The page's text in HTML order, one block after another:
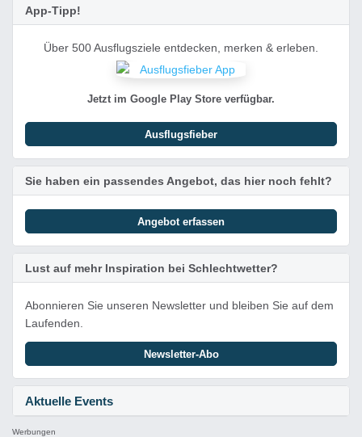
Aktuelle Events
App-Tipp!
Über 500 Ausflugsziele entdecken, merken & erleben.
Jetzt im Google Play Store verfügbar.
Ausflugsfieber
Sie haben ein passendes Angebot, das hier noch fehlt?
Angebot erfassen
Lust auf mehr Inspiration bei Schlechtwetter?
Abonnieren Sie unseren Newsletter und bleiben Sie auf dem
Laufenden.
Newsletter-Abo
Werbungen